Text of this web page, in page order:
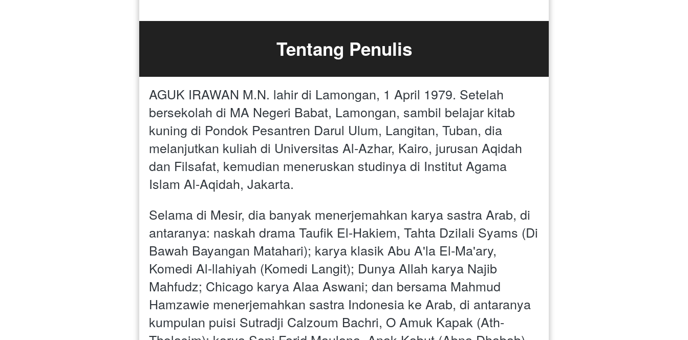
Tentang Penulis
AGUK IRAWAN M.N. lahir di Lamongan, 1 April 1979. Setelah
bersekolah di MA Negeri Babat, Lamongan, sambil belajar kitab
kuning di Pondok Pesantren Darul Ulum, Langitan, Tuban, dia
melanjutkan kuliah di Universitas Al-Azhar, Kairo, jurusan Aqidah
dan Filsafat, kemudian meneruskan studinya di Institut Agama
Islam Al-Aqidah, Jakarta.
Selama di Mesir, dia banyak menerjemahkan karya sastra Arab, di
antaranya: naskah drama Taufik El-Hakiem, Tahta Dzilali Syams (Di
Bawah Bayangan Matahari); karya klasik Abu A'la El-Ma'ary,
Komedi Al-llahiyah (Komedi Langit); Dunya Allah karya Najib
Mahfudz; Chicago karya Alaa Aswani; dan bersama Mahmud
Hamzawie menerjemahkan sastra Indonesia ke Arab, di antaranya
kumpulan puisi Sutradji Calzoum Bachri, O Amuk Kapak (Ath-